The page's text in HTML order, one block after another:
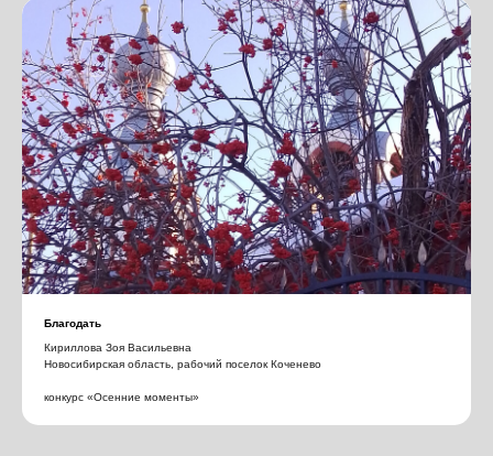
Благодать
Кириллова Зоя Васильевна
Новосибирская область, рабочий поселок Коченево
конкурс «Осенние моменты»